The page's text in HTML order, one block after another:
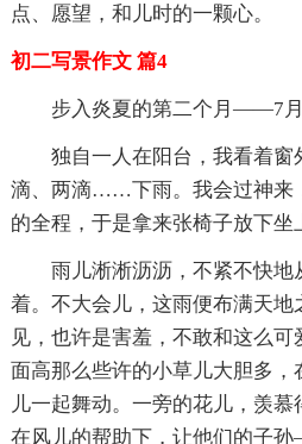
点、愿望，和儿时的一颗心。
初二写景作文 篇4
步入炎夏的第二个月——7月
独自一人在阳台，我看着窗
滴、两滴……下雨。我会过神来
的全程，于是拿来张椅子放下
雨儿淅淅沥沥，不紧不快
着。不大会儿，这雨便布满天地
见，也许是害羞，不敢和这么
面高那么些许的小草儿大胆多
儿一起舞动。一旁的花儿，羡
在风儿的帮助下，让他们的子